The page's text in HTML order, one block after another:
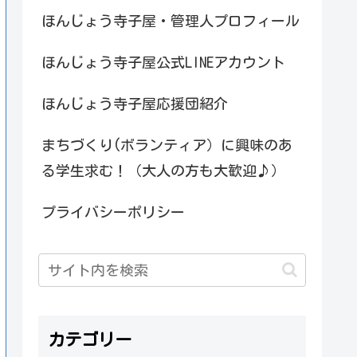
ほんじょう寺子屋・管理人プロフィール
ほんじょう寺子屋公式LINEアカウント
ほんじょう寺子屋応援団紹介
まちづくり(ボランティア）に興味のあ
る学生求む！（大人の方も大歓迎♪）
プライバシーポリシー
カテゴリー